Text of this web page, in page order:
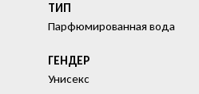
ТИП
Парфюмированная вода
ГЕНДЕР
Унисекс